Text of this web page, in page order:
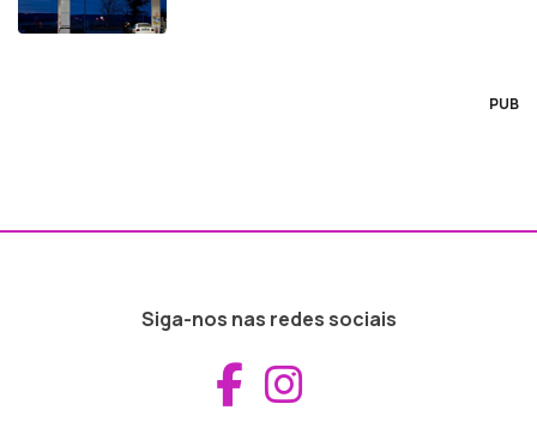
PUB
Siga-nos nas redes sociais
Aceder ao